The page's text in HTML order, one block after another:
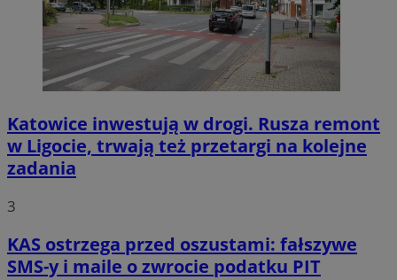
Katowice inwestują w drogi. Rusza remont
w Ligocie, trwają też przetargi na kolejne
zadania
3
KAS ostrzega przed oszustami: fałszywe
SMS-y i maile o zwrocie podatku PIT